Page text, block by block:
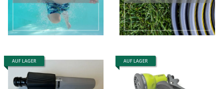
AUF LAGER AUF LAGER